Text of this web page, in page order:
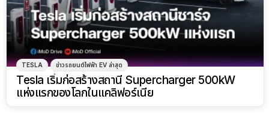
TESLA ข่าวรถยนต์ไฟฟ้า EV ล่าสุด
Tesla เริ่มก่อสร้างสถานี Supercharger 500kW
แห่งแรกของโลกในแคลิฟอร์เนีย